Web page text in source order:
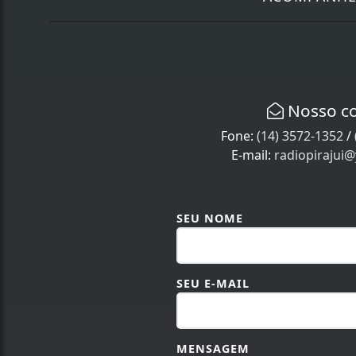
Nosso
Fone:(14) 3572-1352/
E-mail:
SEU NOME
SEU E-MAIL
MENSAGEM